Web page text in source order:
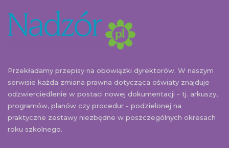
Przekładamy przepisy na obowiązki dyrektorów. W naszym
serwisie każda zmiana prawna dotycząca oświaty znajduje
odzwierciedlenie w postaci nowej dokumentacji - tj. arkuszy,
programów, planów czy procedur - podzielonej na
praktyczne zestawy niezbędne w poszczególnych okresach
roku szkolnego.